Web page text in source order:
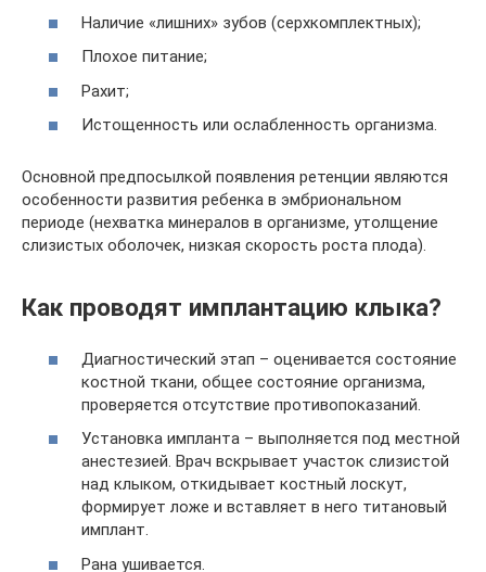
Наличие «лишних» зубов (серхкомплектных);
Плохое питание;
Рахит;
Истощенность или ослабленность организма.
Основной предпосылкой появления ретенции являются
особенности развития ребенка в эмбриональном
периоде (нехватка минералов в организме, утолщение
слизистых оболочек, низкая скорость роста плода).
Как проводят имплантацию клыка?
Диагностический этап – оценивается состояние
костной ткани, общее состояние организма,
проверяется отсутствие противопоказаний.
Установка импланта – выполняется под местной
анестезией. Врач вскрывает участок слизистой
над клыком, откидывает костный лоскут,
формирует ложе и вставляет в него титановый
имплант.
Рана ушивается.